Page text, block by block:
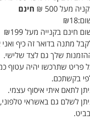
מעל 500 ₪
חינם
חינם בקנייה מעל ₪199
מתנה בדואר זה כיף
שלך גם לצד שלישי.
פריט שתרכשו יהיה עטוף
בקשתכם.
לתאם איתי איסוף עצמי.
לשלם גם באשראי